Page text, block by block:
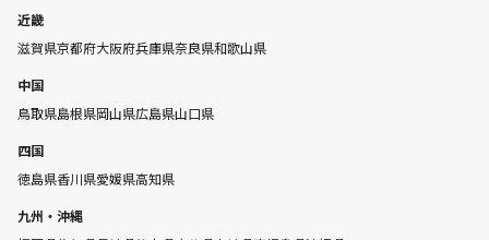
近畿
滋賀県京都府大阪府兵庫県奈良県和歌山県
中国
鳥取県島根県岡山県広島県山口県
四国
徳島県香川県愛媛県高知県
九州・沖縄